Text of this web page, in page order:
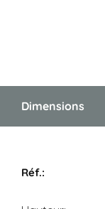
Dimensions